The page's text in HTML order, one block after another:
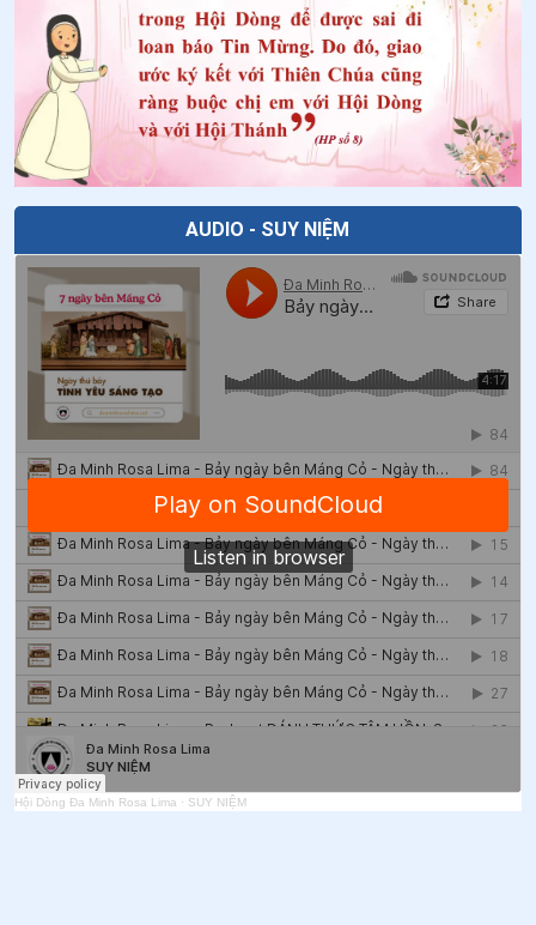
kỹ thuật số
30.“Lối Sống Thánh Thể” – Chiếc neo giúp người Kitô
hữu giữ vững căn tính giữa trào lưu tục hóa
31. Nét đẹp của lời chào chúc bình an trong thánh lễ
32.Linh mục Phanxicô Xavier Trương Bửu Diệp (1897-
1946) - cuộc đời, nhân cách, sự nghiệp, cái chết và ý
nghĩa cho ngày nay
33 .Triển lãm phép lạ Thánh Thể: Dấu ấn đức tin của
người trẻ
34.Bạn đã đi xưng tội trong Mùa Vọng chưa?
AUDIO - SUY NIỆM
Hội Dòng Đa Minh Rosa Lima · SUY NIỆM